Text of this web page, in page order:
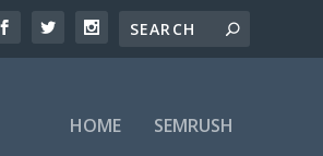
HOME SEMRUSH